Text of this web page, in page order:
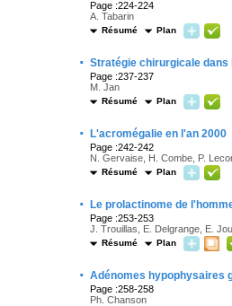
Page :224-224
A. Tabarin
Résumé Plan
· Stratégie chirurgicale dans
Page :237-237
M. Jan
Résumé Plan
· L'acromégalie en l'an 2000
Page :242-242
N. Gervaise, H. Combe, P.
Résumé Plan
· Le prolactinome de
Page :253-253
J. Trouillas, E. Delgrange, E.
Résumé Plan
· Adénomes hypophysaires
Page :258-258
Ph. Chanson